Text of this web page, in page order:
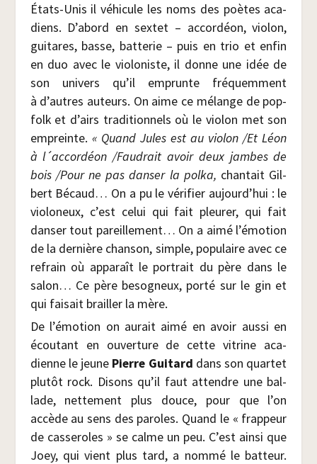
États-Unis il véhi­cule les noms des poètes aca­
diens. D’abord en sex­tet – accor­déon, vio­lon,
gui­tares, basse, bat­te­rie – puis en trio et enfin
en duo avec le vio­lo­niste, il donne une idée de
son uni­vers qu’il emprunte fré­quem­ment
à d’autres auteurs. On aime ce mélange de pop-
folk et d’airs tra­di­tion­nels où le vio­lon met son
empreinte. « Quand Jules est au vio­lon /​Et Léon
à l´accordéon /​Fau­drait avoir deux jambes de
bois /​Pour ne pas dan­ser la pol­ka, chan­tait Gil­
bert Bécaud… On a pu le véri­fier aujourd’hui : le
vio­lo­neux, c’est celui qui fait pleu­rer, qui fait
dan­ser tout pareille­ment… On a aimé l’émotion
de la der­nière chan­son, simple, popu­laire avec ce
refrain où appa­raît le por­trait du père dans le
salon… Ce père beso­gneux, por­té sur le gin et
qui fai­sait brailler la mère.
De l’émotion on aurait aimé en avoir aus­si en
écou­tant en ouver­ture de cette vitrine aca­
dienne le jeune Pierre Gui­tard dans son quar­tet
plu­tôt rock. Disons qu’il faut attendre une bal­
lade, net­te­ment plus douce, pour que l’on
accède au sens des paroles. Quand le « frap­peur
de cas­se­roles » se calme un peu. C’est ain­si que
Joey, qui vient plus tard, a nom­mé le bat­teur.